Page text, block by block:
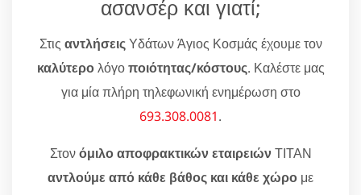
ασανσέρ και γιατί;
Στις αντλήσειςΥδάτων Άγιος Κοσμάς έχουμε τον
καλύτερολόγοποιότητας/κόστους. Καλέστε μας
για μία πλήρη τηλεφωνική ενημέρωση στο
693.308.0081.
Στονόμιλο αποφρακτικών εταιρειώνΤΙΤΑΝ
αντλούμε από κάθε βάθος και κάθε χώρο με